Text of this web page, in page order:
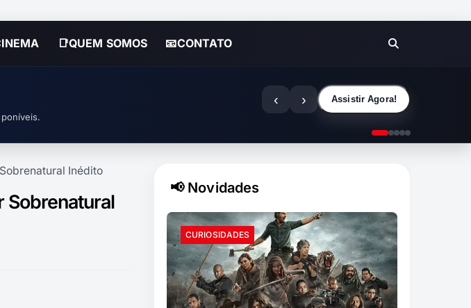
📑QUEM SOMOS 📧CONTATO
‹ › Assistir Agora!
Inédito
Sobrenatural
📢 Novidades
CURIOSIDADES